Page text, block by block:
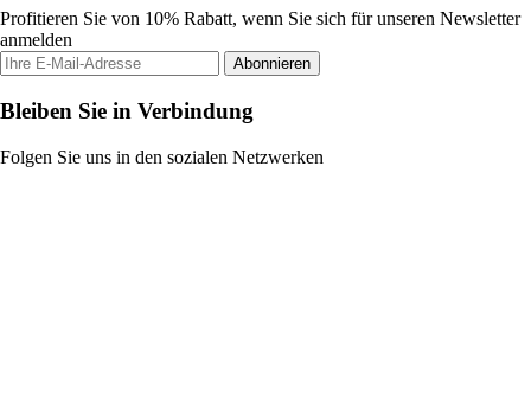
Profitieren Sie von 10% Rabatt, wenn Sie sich für unseren Newsletter
anmelden
Abonnieren
Bleiben Sie in Verbindung
Folgen Sie uns in den sozialen Netzwerken